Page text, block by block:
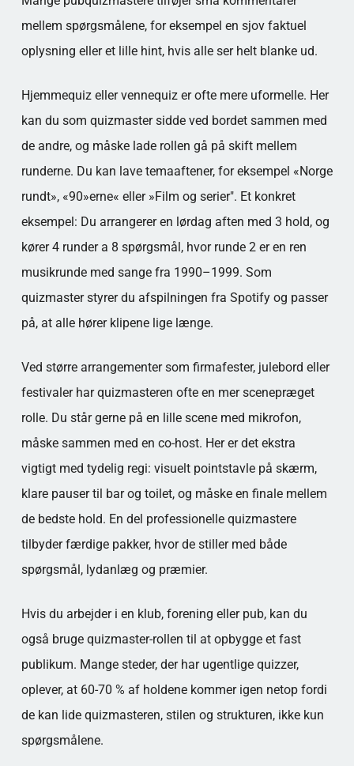
mellem spørgsmålene, for eksempel en sjov faktuel
oplysning eller et lille hint, hvis alle ser helt blanke ud.
Hjemmequiz eller vennequiz er ofte mere uformelle. Her
kan du som quizmaster sidde ved bordet sammen med
de andre, og måske lade rollen gå på skift mellem
runderne. Du kan lave temaaftener, for eksempel «Norge
rundt», «90»erne« eller »Film og serier". Et konkret
eksempel: Du arrangerer en lørdag aften med 3 hold, og
kører 4 runder a 8 spørgsmål, hvor runde 2 er en ren
musikrunde med sange fra 1990–1999. Som
quizmaster styrer du afspilningen fra Spotify og passer
på, at alle hører klipene lige længe.
Ved større arrangementer som firmafester, julebord eller
festivaler har quizmasteren ofte en mer scenepræget
rolle. Du står gerne på en lille scene med mikrofon,
måske sammen med en co-host. Her er det ekstra
vigtigt med tydelig regi: visuelt pointstavle på skærm,
klare pauser til bar og toilet, og måske en finale mellem
de bedste hold. En del professionelle quizmastere
tilbyder færdige pakker, hvor de stiller med både
spørgsmål, lydanlæg og præmier.
Hvis du arbejder i en klub, forening eller pub, kan du
også bruge quizmaster-rollen til at opbygge et fast
publikum. Mange steder, der har ugentlige quizzer,
oplever, at 60-70 % af holdene kommer igen netop fordi
de kan lide quizmasteren, stilen og strukturen, ikke kun
spørgsmålene.